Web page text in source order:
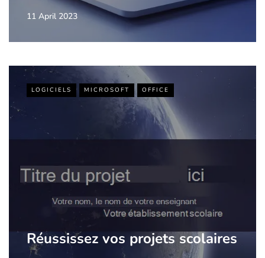
11 April 2023
LOGICIELS MICROSOFT OFFICE
Réussissez vos projets scolaires